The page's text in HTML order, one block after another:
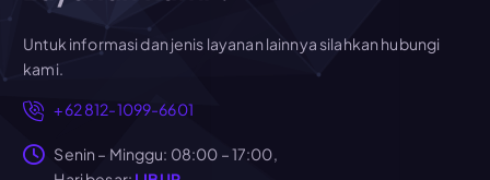
Untuk informasi dan jenis layanan lainnya silahkan hubungi
kami.
+62 812-1099-6601
Senin – Minggu: 08:00 – 17:00,